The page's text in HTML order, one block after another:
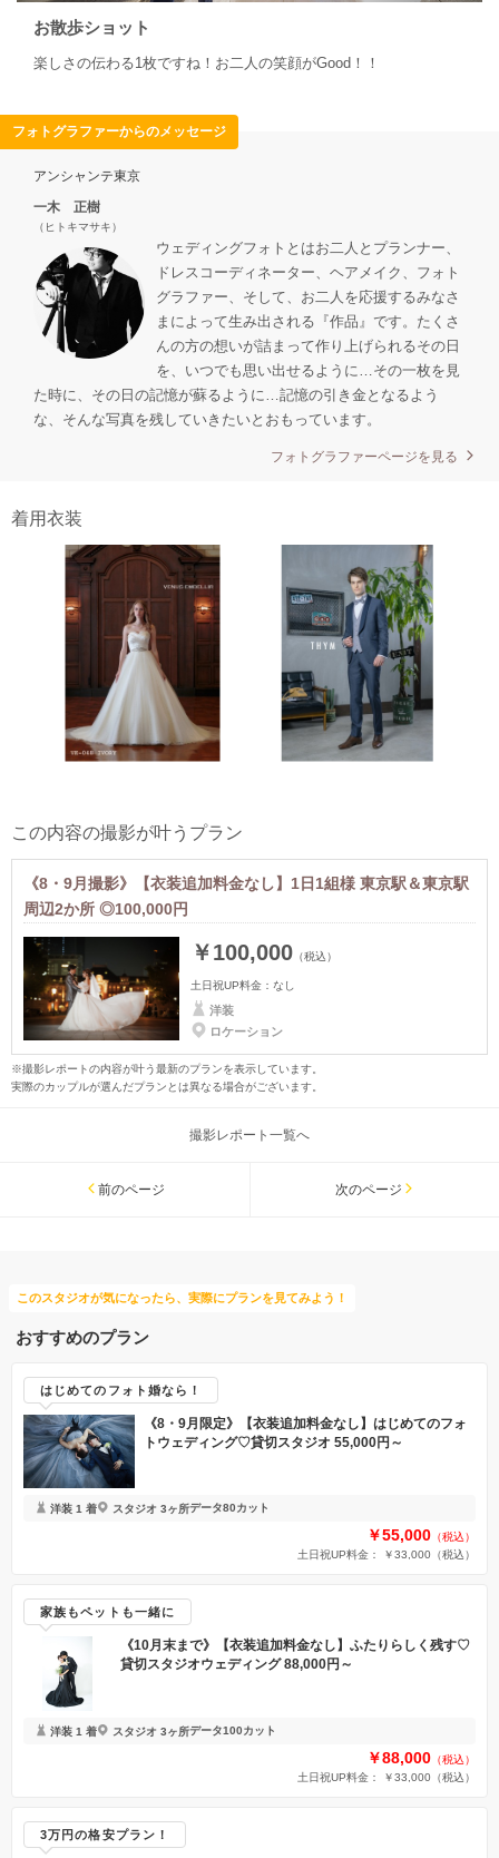
お散歩ショット
楽しさの伝わる1枚ですね！お二人の笑顔がGood！！
フォトグラファーからのメッセージ
アンシャンテ東京
一木 正樹
（ヒトキマサキ）
ウェディングフォトとはお二人とプランナー、
ドレスコーディネーター、ヘアメイク、フォト
グラファー、そして、お二人を応援するみなさ
まによって生み出される『作品』です。たくさ
んの方の想いが詰まって作り上げられるその日
を、いつでも思い出せるように…その一枚を見
た時に、その日の記憶が蘇るように…記憶の引き金となるよう
な、そんな写真を残していきたいとおもっています。
フォトグラファーページを見る
着用衣装
この内容の撮影が叶うプラン
《8・9月撮影》【衣装追加料金なし】1日1組様 東京駅＆東京駅
周辺2か所 ◎100,000円
￥100,000 （税込）
土日祝UP料金： なし
洋装
ロケーション
※撮影レポートの内容が叶う最新のプランを表示しています。
実際のカップルが選んだプランとは異なる場合がございます。
撮影レポート一覧へ
前のページ 次のページ
このスタジオが気になったら、実際にプランを見てみよう！
おすすめのプラン
はじめてのフォト婚なら！
《8・9月限定》【衣装追加料金なし】はじめてのフォ
トウェディング♡貸切スタジオ 55,000円～
洋装 1 着 スタジオ 3ヶ所データ80カット
￥55,000 （税込）
土日祝UP料金： ￥33,000 （税込）
家族もペットも一緒に
《10月末まで》【衣装追加料金なし】ふたりらしく残す♡
貸切スタジオウェディング 88,000円～
洋装 1 着 スタジオ 3ヶ所データ100カット
￥88,000 （税込）
土日祝UP料金： ￥33,000 （税込）
3万円の格安プラン！